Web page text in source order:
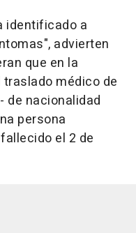
identificado a
advierten
que en la
médico de
de nacionalidad
persona
el 2 de